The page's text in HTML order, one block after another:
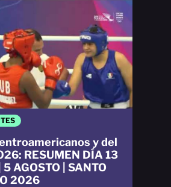
y del
RESUMEN DÍA 13
| 5 AGOSTO | SANTO
2026